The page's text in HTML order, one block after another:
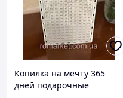
Копилка на мечту 365
дней подарочные